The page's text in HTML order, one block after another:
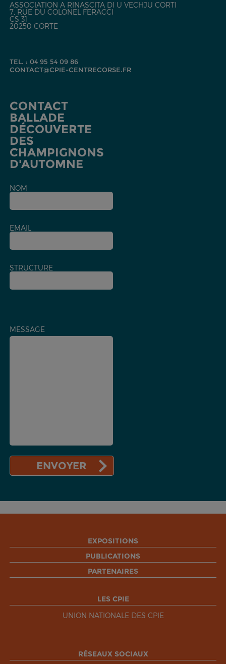
ASSOCIATION A RINASCITA DI U VECHJU CORTI
7, RUE DU COLONEL FERACCI
CS 31
20250 CORTE
TEL. : 04 95 54 09 86
CONTACT@CPIE-CENTRECORSE.FR
CONTACT
BALLADE
DÉCOUVERTE
DES
CHAMPIGNONS
D'AUTOMNE
NOM
EMAIL
STRUCTURE
MESSAGE
EXPOSITIONS
PUBLICATIONS
PARTENAIRES
LES CPIE
UNION NATIONALE DES CPIE
RÉSEAUX SOCIAUX